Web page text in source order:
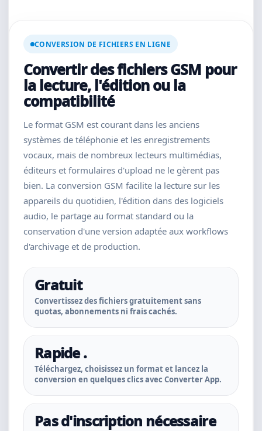
CONVERSION DE FICHIERS EN LIGNE
Convertir des fichiers GSM pour
la lecture, l'édition ou la
compatibilité
Le format GSM est courant dans les anciens
systèmes de téléphonie et les enregistrements
vocaux, mais de nombreux lecteurs multimédias,
éditeurs et formulaires d'upload ne le gèrent pas
bien. La conversion GSM facilite la lecture sur les
appareils du quotidien, l'édition dans des logiciels
audio, le partage au format standard ou la
conservation d'une version adaptée aux workflows
d'archivage et de production.
Gratuit
Convertissez des fichiers gratuitement sans
quotas, abonnements ni frais cachés.
Rapide .
Téléchargez, choisissez un format et lancez la
conversion en quelques clics avec Converter App.
Pas d'inscription nécessaire